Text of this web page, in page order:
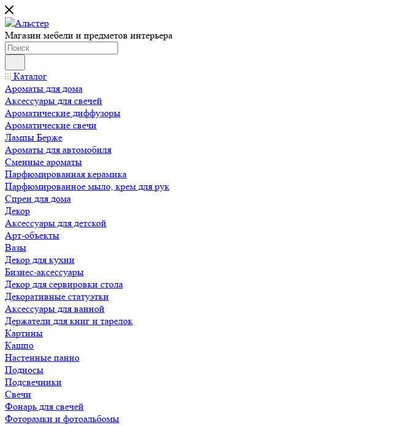
Магазин мебели и предметов интерьера
Каталог
Ароматы для дома
Аксессуары для свечей
Ароматические диффузоры
Ароматические свечи
Лампы Берже
Ароматы для автомобиля
Сменные ароматы
Парфюмированная керамика
Парфюмированное мыло, крем для рук
Спреи для дома
Декор
Аксессуары для детской
Арт-объекты
Вазы
Декор для кухни
Бизнес-аксессуары
Декор для сервировки стола
Декоративные статуэтки
Аксессуары для ванной
Держатели для книг и тарелок
Картины
Кашпо
Настенные панно
Подносы
Подсвечники
Свечи
Фонарь для свечей
Фоторамки и фотоальбомы